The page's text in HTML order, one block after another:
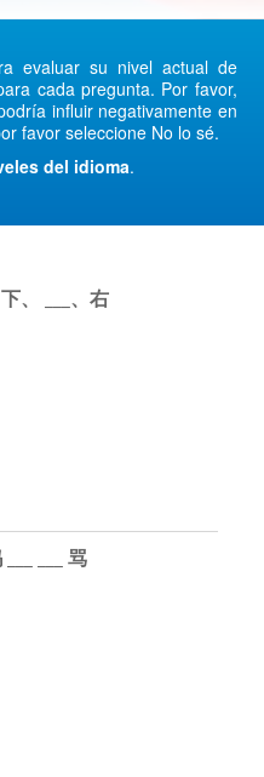
evaluar su nivel actual de
cada pregunta. Por favor,
influir negativamente en
favor seleccione No lo sé.
del idioma.
、 ___、右
___ 骂